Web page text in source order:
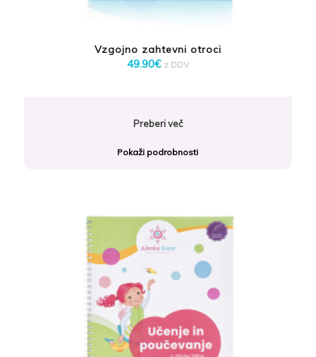
Vzgojno zahtevni otroci
49.90€ z DDV
Preberi več
Pokaži podrobnosti